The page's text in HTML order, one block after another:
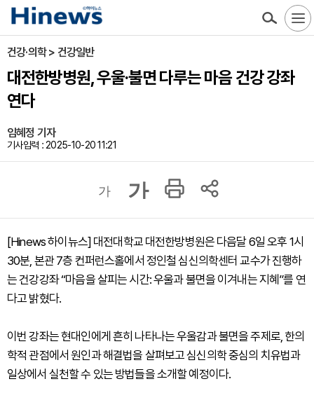
건강·의학 > 건강일반
대전한방병원, 우울·불면 다루는 마음 건강 강좌
연다
임혜정 기자
기사입력 : 2025-10-20 11:21
가 가
[Hinews 하이뉴스] 대전대학교 대전한방병원은 다음달 6일 오후 1시
30분, 본관 7층 컨퍼런스홀에서 정인철 심신의학센터 교수가 진행하
는 건강강좌 “마음을 살피는 시간: 우울과 불면을 이겨내는 지혜”를 연
다고 밝혔다.
이번 강좌는 현대인에게 흔히 나타나는 우울감과 불면을 주제로, 한의
학적 관점에서 원인과 해결법을 살펴보고 심신의학 중심의 치유법과
일상에서 실천할 수 있는 방법들을 소개할 예정이다.